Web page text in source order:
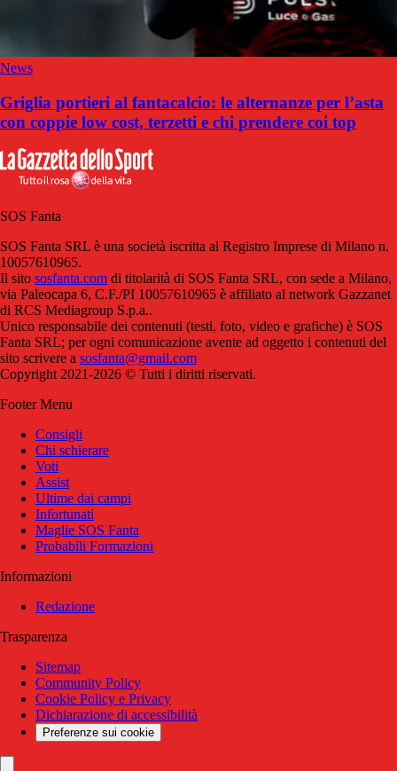
News
Griglia portieri al fantacalcio: le alternanze per l’asta
con coppie low cost, terzetti e chi prendere coi top
SOS Fanta
SOS Fanta SRL è una società iscritta al Registro Imprese di Milano n.
10057610965.
Il sito sosfanta.com di titolarità di SOS Fanta SRL, con sede a Milano,
via Paleocapa 6, C.F./PI 10057610965 è affiliato al network Gazzanet
di RCS Mediagroup S.p.a..
Unico responsabile dei contenuti (testi, foto, video e grafiche) è SOS
Fanta SRL; per ogni comunicazione avente ad oggetto i contenuti del
sito scrivere a sosfanta@gmail.com
Copyright 2021-2026 © Tutti i diritti riservati.
Footer Menu
Consigli
Chi schierare
Voti
Assist
Ultime dai campi
Infortunati
Maglie SOS Fanta
Probabili Formazioni
Informazioni
Redazione
Trasparenza
Sitemap
Community Policy
Cookie Policy e Privacy
Dichiarazione di accessibilità
Preferenze sui cookie